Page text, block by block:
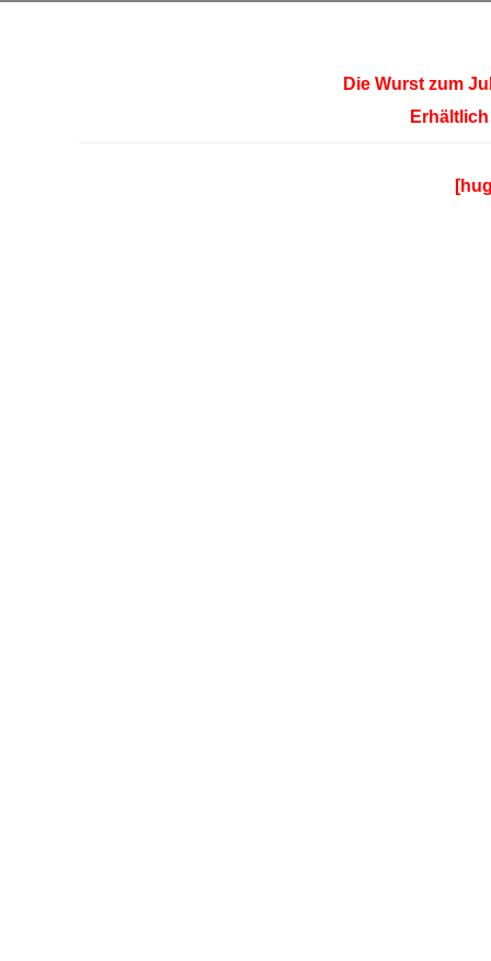
Die Wurst zum